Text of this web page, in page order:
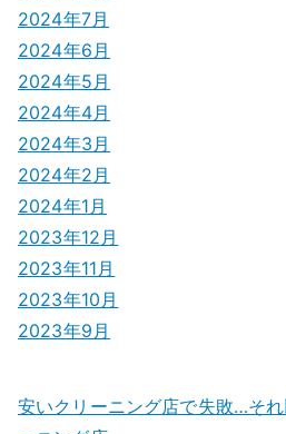
2024年7月
2024年6月
2024年5月
2024年4月
2024年3月
2024年2月
2024年1月
2023年12月
2023年11月
2023年10月
2023年9月
安いクリーニング店で失敗…そ